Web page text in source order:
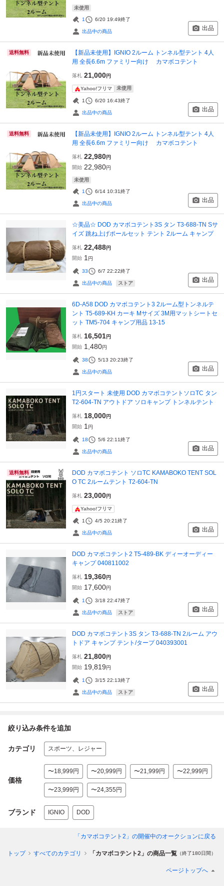
未使用
1 6/20 19:49終了
出品中の商品 出品
送料無料
【新品未使用】IGNIO 2ルーム トンネル型テント 4人
用 全長6.6m ファミリー向け カマボコテント
落札 21,000円
Yahoo!フリマ 未使用
1 6/20 16:43終了
出品中の商品 出品
送料無料
【新品未使用】IGNIO 2ルーム トンネル型テント 4人
用 全長6.6m ファミリー向け カマボコテント
落札 22,980円
開始 22,980円
未使用
1 6/14 10:31終了
出品中の商品 出品
☆美品☆ DOD カマボコテント3S タン T3-688-TN Sサ
イズ 跳ね上げポールセット テント 2ルーム キャンプ
落札 22,488円
開始 1 円
33 6/7 22:22終了
出品中の商品 ストア 出品
6D-A58 DOD カマボコテント3 2ルーム型トンネルテ
ント T5-689-KH カーキ Mサイズ 3M用マットシートセ
ット TM5-704 キャンプ用品 13-15
落札 16,501円
開始 1,480円
38 5/13 20:23終了
出品中の商品 出品
1円スタート 未使用 DOD カマボコテントソロTC タン
T2-604-TN アウトドア ソロキャンプ トンネルテント
落札 18,000円
開始 1 円
18 5/6 22:11終了
出品中の商品 出品
送料無料
DOD カマボコテント ソロTC KAMABOKO TENT SOL
O TC 2ルームテント T2-604-TN
落札 23,000円
Yahoo!フリマ
1 4/5 20:21終了
出品中の商品 出品
DOD カマボコテント2 T5-489-BK ディーオーディー
キャンプ 040811002
落札 19,360円
開始 17,600円
1 3/18 22:47終了
出品中の商品 ストア 出品
DOD カマボコテント3S タン T3-688-TN 2ルーム アウ
トドア キャンプ テント/タープ 040393001
落札 21,800円
開始 19,819円
1 3/15 22:13終了
出品中の商品 ストア 出品
絞り込み条件を追加
カテゴリ スポーツ、レジャー
価格
〜18,999円 〜20,999円 〜21,999円 〜22,999円
〜23,999円 〜24,355円
ブランド IGNIO DOD
「カマボコテント2」 の開催中のオークションに戻る
ントップ すべてのカテゴリ 「カマボコテント2」の商品一覧 （終了180日間）
ページトップへ